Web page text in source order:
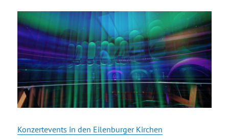
Konzertevents in den Eilenburger Kirchen